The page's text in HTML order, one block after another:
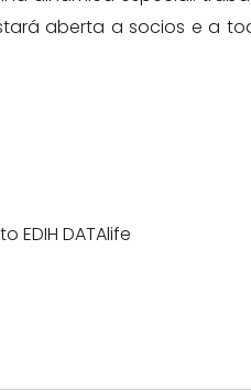
aberta a socios e a
EDIH DATAlife